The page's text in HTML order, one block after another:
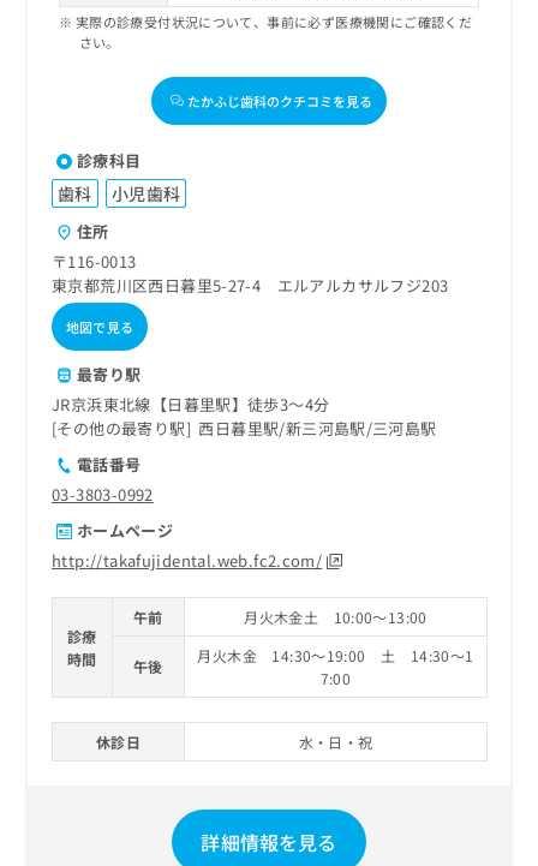
実際の診療受付状況について、事前に必ず医療機関にご確認くだ
さい。
たかふじ歯科のクチコミを見る
診療科目
歯科 小児歯科
住所
〒116-0013
東京都荒川区西日暮里5-27-4 エルアルカサルフジ203
地図で見る
最寄り駅
JR京浜東北線【日暮里駅】徒歩3～4分
その他の最寄り駅
西日暮里駅 新三河島駅 三河島駅
電話番号
03-3803-0992
ホームページ
http://takafujidental.web.fc2.com/
診療
時間
午前 月火木金土 10:00～13:00
午後
月火木金 14:30～19:00 土 14:30～1
7:00
休診日 水・日・祝
詳細情報を見る